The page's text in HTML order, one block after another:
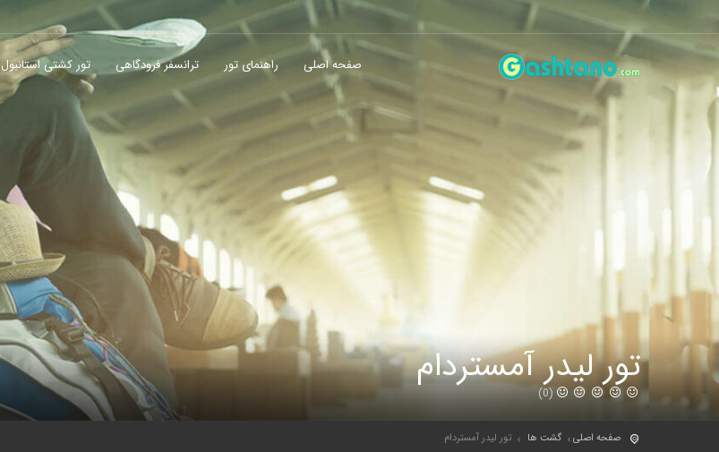
صفحه اصلی راهنمای تور ترانسفر فرودگاهی تور کشتی استانبول
تور لیدر آمستردام
(0)
صفحه اصلی گشت ها تور لیدر آمستردام